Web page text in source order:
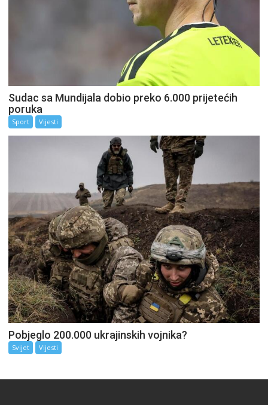
Sudac sa Mundijala dobio preko 6.000 prijetećih
poruka
Sport Vijesti
Pobjeglo 200.000 ukrajinskih vojnika?
Svijet Vijesti